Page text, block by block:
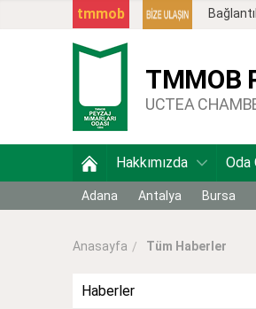
tmmob
TMMOB
UCTEA
Hakkımızda Oda
Adana Antalya Bursa
Anasayfa Tüm Haberler
Haberler